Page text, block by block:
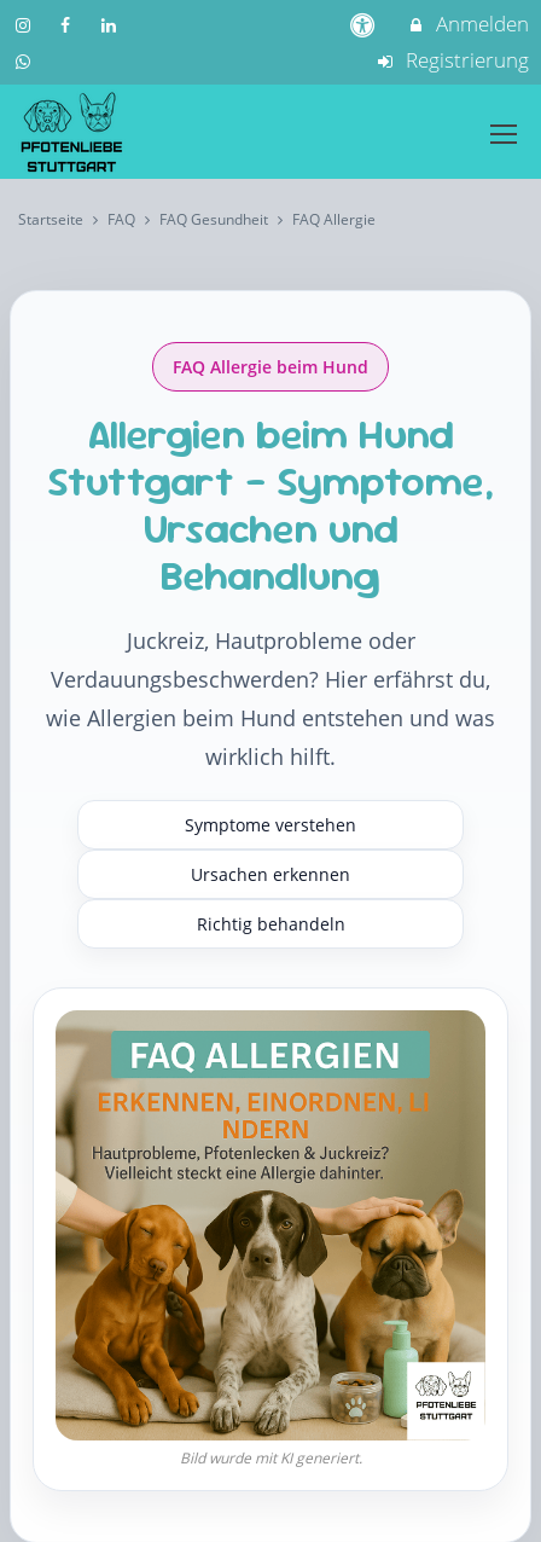
Anmelden
Registrierung
Startseite FAQ FAQ Gesundheit FAQ Allergie
FAQ Allergie beim Hund
Allergien beim Hund
Stuttgart – Symptome,
Ursachen und
Behandlung
Juckreiz, Hautprobleme oder
Verdauungsbeschwerden? Hier erfährst du,
wie Allergien beim Hund entstehen und was
wirklich hilft.
Symptome verstehen
Ursachen erkennen
Richtig behandeln